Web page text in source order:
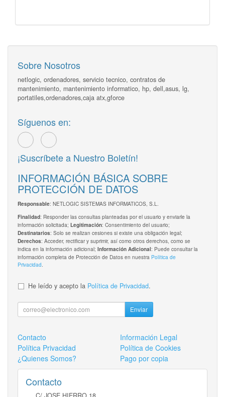
Sobre Nosotros
netlogic, ordenadores, servicio tecnico, contratos de
mantenimiento, mantenimiento informatico, hp, dell,asus, lg,
portatiles,ordenadores,caja atx,gforce
Síguenos en:
¡Suscríbete a Nuestro Boletín!
INFORMACIÓN BÁSICA SOBRE
PROTECCIÓN DE DATOS
Responsable: NETLOGIC SISTEMAS INFORMATICOS, S.L.
Finalidad: Responder las consultas planteadas por el usuario y enviarle la
información solicitada; Legitimación: Consentimiento del usuario;
Destinatarios: Solo se realizan cesiones si existe una obligación legal;
Derechos: Acceder, rectificar y suprimir, así como otros derechos, como se
indica en la información adicional; Información Adicional: Puede consultar la
información completa de Protección de Datos en nuestra Política de
Privacidad
He leído y acepto la Política de Privacidad.
Enviar
Contacto
Información Legal
Política Privacidad
Política de Cookies
¿Quienes Somos?
Pago por copia
Contacto